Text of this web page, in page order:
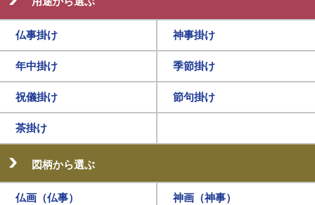
仏事掛け 神事掛け
年中掛け 季節掛け
祝儀掛け 節句掛け
茶掛け
図柄から選ぶ
仏画（仏事） 神画（神事）